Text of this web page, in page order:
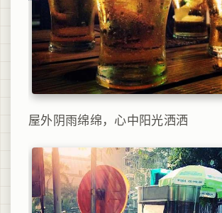
屋外阴雨绵绵，心中阳光洒洒